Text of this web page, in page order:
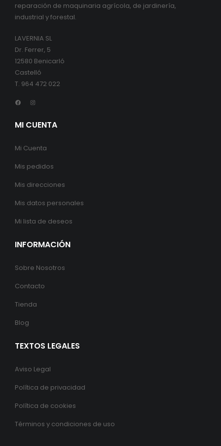
reparación de maquinaria agrícola, de jardinería,
industrial y forestal.
LAVERNIA SL
Dr. Ferrer, 5
12580 Benicarló
Castelló
T. 964 472 022
FacebookInstagram
MI CUENTA
Mi Cuenta
Mis pedidos
Mis direcciones
Mis datos personales
Mi lista de deseos
INFORMACIÓN
Sobre Nosotros
Contacto
Tienda
Blog
TEXTOS LEGALES
Aviso Legal
Política de privacidad
Política de cookies
Términos y condiciones de uso